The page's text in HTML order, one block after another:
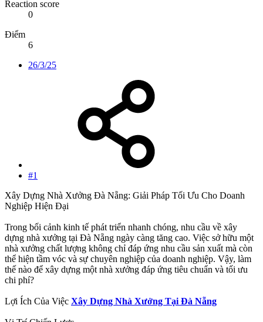
Reaction score
0
Điểm
6
26/3/25
#1
Xây Dựng Nhà Xưởng Đà Nẵng: Giải Pháp Tối Ưu Cho Doanh
Nghiệp Hiện Đại
Trong bối cảnh kinh tế phát triển nhanh chóng, nhu cầu về xây
dựng nhà xưởng tại Đà Nẵng ngày càng tăng cao. Việc sở hữu một
nhà xưởng chất lượng không chỉ đáp ứng nhu cầu sản xuất mà còn
thể hiện tầm vóc và sự chuyên nghiệp của doanh nghiệp. Vậy, làm
thế nào để xây dựng một nhà xưởng đáp ứng tiêu chuẩn và tối ưu
chi phí?
Lợi Ích Của Việc Xây Dựng Nhà Xưởng Tại Đà Nẵng